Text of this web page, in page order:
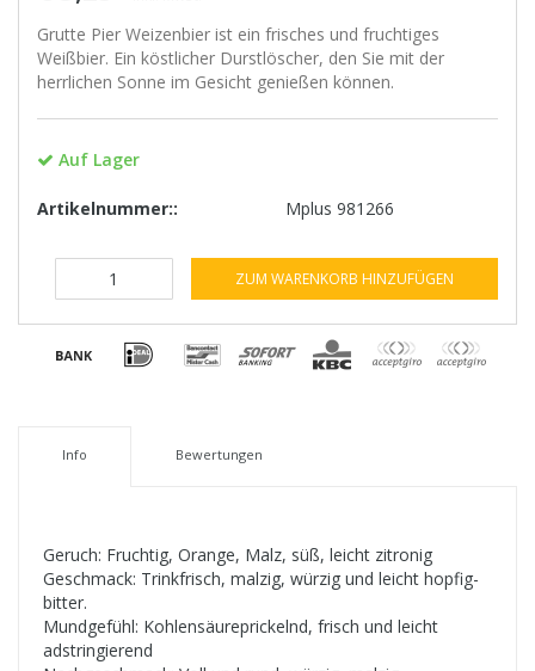
Grutte Pier Weizenbier ist ein frisches und fruchtiges
Weißbier. Ein köstlicher Durstlöscher, den Sie mit der
herrlichen Sonne im Gesicht genießen können.
Auf Lager
Artikelnummer:: Mplus 981266
ZUM WARENKORB HINZUFÜGEN
Info Bewertungen
Geruch: Fruchtig, Orange, Malz, süß, leicht zitronig
Geschmack: Trinkfrisch, malzig, würzig und leicht hopfig-
bitter.
Mundgefühl: Kohlensäureprickelnd, frisch und leicht
adstringierend